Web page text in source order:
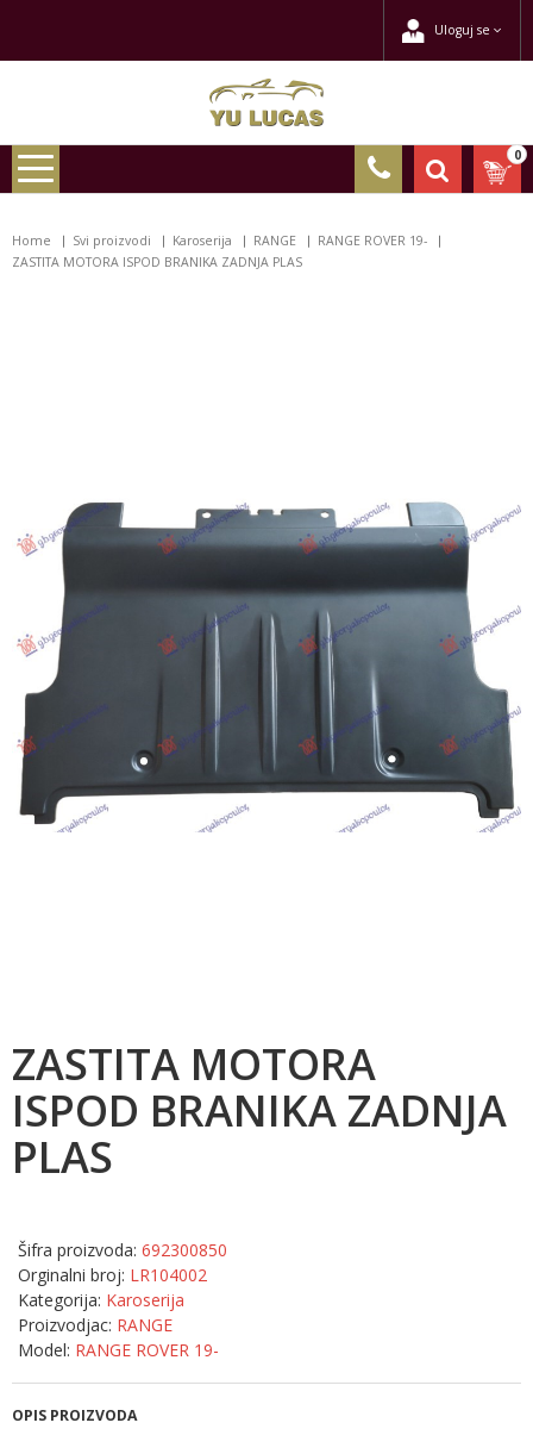
Uloguj se
0
Home Svi proizvodi Karoserija RANGE
RANGE ROVER 19-
ZASTITA MOTORA ISPOD BRANIKA ZADNJA PLAS
ZASTITA MOTORA
ISPOD BRANIKA ZADNJA
PLAS
Šifra proizvoda: 692300850
Orginalni broj: LR104002
Kategorija: Karoserija
Proizvodjac: RANGE
Model: RANGE ROVER 19-
OPIS PROIZVODA